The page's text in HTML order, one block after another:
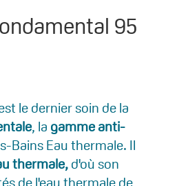
95
le dernier soin de la
, la gamme anti-
Bains Eau thermale. Il
thermale,d'où son